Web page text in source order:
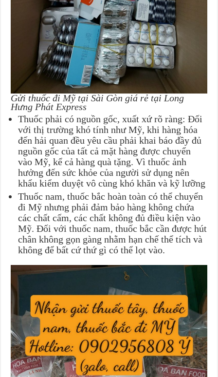
Gửi thuốc đi Mỹ tại Sài Gòn giá rẻ tại Long
Hưng Phát Express
Thuốc phải có nguồn gốc, xuất xứ rõ ràng: Đối
với thị trường khó tính như Mỹ, khi hàng hóa
đến hải quan đều yêu cầu phải khai báo đầy đủ
nguồn gốc của tất cả mặt hàng được chuyển
vào Mỹ, kể cả hàng quà tặng. Vì thuốc ảnh
hưởng đến sức khỏe của người sử dụng nên
khẩu kiểm duyệt vô cùng khó khăn và kỹ lưỡng
Thuốc nam, thuốc bắc hoàn toàn có thể chuyển
đi Mỹ nhưng phải đảm bảo hàng không chứa
các chất cấm, các chất không đủ điều kiện vào
Mỹ. Đối với thuốc nam, thuốc bắc cần được hút
chân không gọn gàng nhằm hạn chế thể tích và
không để bất cứ thứ gì có thể lọt vào.